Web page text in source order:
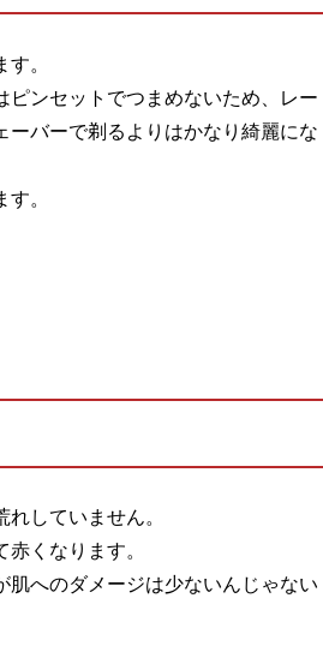
。
ンセットでつまめないため、レー
バーで剃るよりはかなり綺麗にな
。
していません。
くなります。
へのダメージは少ないんじゃない